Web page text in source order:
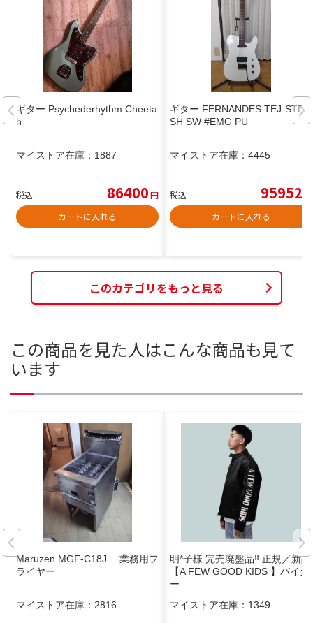
ギター Psychederhythm Cheeta
h
マイストア在庫： 1887
税込 86400円
カートに入れる
ギター FERNANDES TEJ-STD
SH SW #EMG PU
マイストア在庫： 4445
税込 95952
カートに入れる
このカテゴリをもっと見る
この商品を見た人はこんな商品も見て
います
Maruzen MGF-C18J 業務用フ
ライヤー
マイストア在庫： 2816
明*子様 完売廃盤品‼︎ 正規／新品
【A FEW GOOD KIDS 】バイカ
ー
マイストア在庫： 1349